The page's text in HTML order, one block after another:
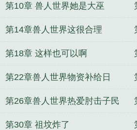
第10章 兽人世界她是大巫
第14章兽人世界这很合理
第18章 这样也可以啊
第22章兽人世界物资补给日
第26章兽人世界热爱肘击子民
的异界大陆
第30章 祖坟炸了